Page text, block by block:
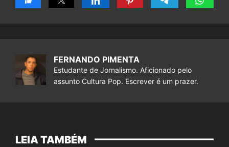
FERNANDO PIMENTA
Estudante de Jornalismo. Aficionado pelo
assunto Cultura Pop. Escrever é um prazer.
LEIA TAMBÉM